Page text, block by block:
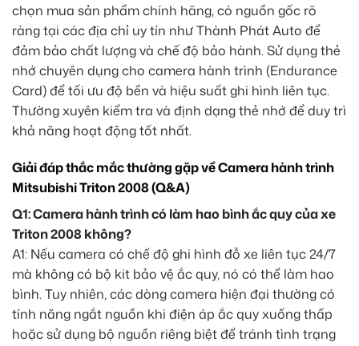
chọn mua sản phẩm chính hãng, có nguồn gốc rõ
ràng tại các địa chỉ uy tín như Thành Phát Auto để
đảm bảo chất lượng và chế độ bảo hành. Sử dụng thẻ
nhớ chuyên dụng cho camera hành trình (Endurance
Card) để tối ưu độ bền và hiệu suất ghi hình liên tục.
Thường xuyên kiểm tra và định dạng thẻ nhớ để duy trì
khả năng hoạt động tốt nhất.
Giải đáp thắc mắc thường gặp về Camera hành trình
Mitsubishi Triton 2008 (Q&A)
Q1: Camera hành trình có làm hao bình ắc quy của xe
Triton 2008 không?
A1: Nếu camera có chế độ ghi hình đỗ xe liên tục 24/7
mà không có bộ kit bảo vệ ắc quy, nó có thể làm hao
bình. Tuy nhiên, các dòng camera hiện đại thường có
tính năng ngắt nguồn khi điện áp ắc quy xuống thấp
hoặc sử dụng bộ nguồn riêng biệt để tránh tình trạng